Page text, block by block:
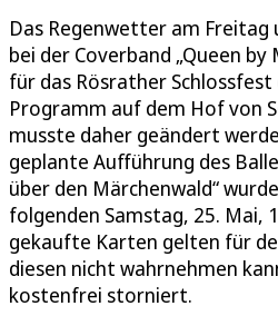
Das Regenwetter am Freitag
bei der Coverband „Queen by
für das Rösrather
Programm auf dem Hof von
musste daher geändert
geplante Aufführung des
über den Märchenwald“
folgenden Samstag, 25. Mai,
gekaufte Karten gelten für
diesen nicht wahrnehmen
kostenfrei storniert.